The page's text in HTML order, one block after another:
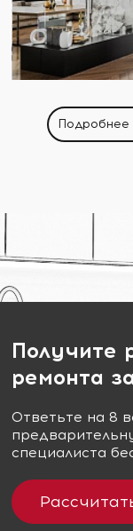
Подробнее
Получите
ремонта
Ответьте на 8
специалиста